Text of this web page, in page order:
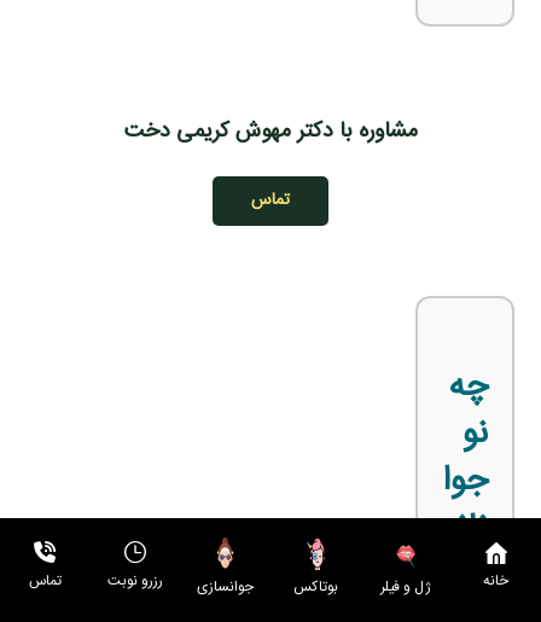
مشاوره با دکتر مهوش کریمی دخت
تماس
چه
نو
جوا
نان
یخانه ژل و فیلر بوتاکس جوانسازی رزرو نوبت تماس